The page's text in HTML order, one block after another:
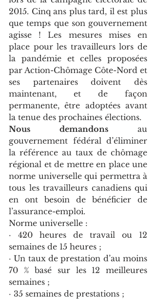
2015. Cinq ans plus tard, il est plus
que temps que son gouvernement
agisse ! Les mesures mises en
place pour les travailleurs lors de
la pandémie et celles proposées
par Action-Chômage Côte-Nord et
ses partenaires doivent dès
maintenant, et de façon
permanente, être adoptées avant
la tenue des prochaines élections.
Nous demandons au
gouvernement fédéral d’éliminer
la référence au taux de chômage
régional et de mettre en place une
norme universelle qui permettra à
tous les travailleurs canadiens qui
en ont besoin de bénéficier de
l’assurance-emploi.
Norme universelle :
· 420 heures de travail ou 12
semaines de 15 heures ;
· Un taux de prestation d’au moins
70 % basé sur les 12 meilleures
semaines ;
· 35 semaines de prestations ;